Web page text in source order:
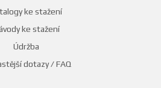
ke stažení
ke stažení
Údržba
dotazy / FAQ